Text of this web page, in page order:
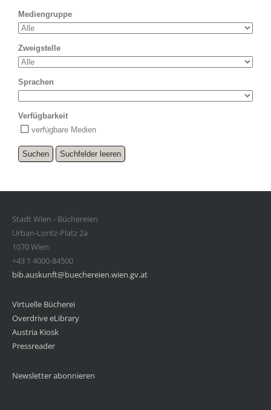
Mediengruppe
Zweigstelle
Sprachen
Verfügbarkeit
verfügbare Medien
Stadt Wien - Büchereien
Urban-Loritz-Platz 2a
1070 Wien
+43 1 4000-84500
bib.auskunft@buechereien.wien.gv.at
Virtuelle Bücherei
Overdrive eLibrary
Austria Kiosk
Pressreader
Newsletter abonnieren